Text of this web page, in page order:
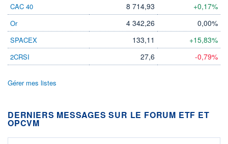
CAC 40 8 714,93 +0,17%
Or 4 342,26 0,00%
SPACEX 133,11 +15,83%
2CRSI 27,6 -0,79%
Gérer mes listes
DERNIERS MESSAGES SUR LE FORUM ETF ET
OPCVM